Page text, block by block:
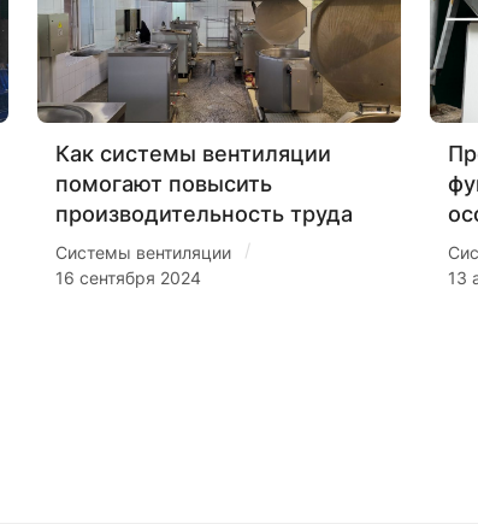
Как системы вентиляции
помогают повысить
производительность труда
Системы вентиляции /
16 сентября 2024 13